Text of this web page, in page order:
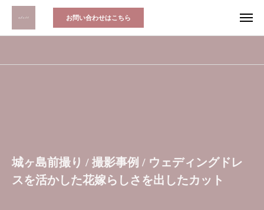
お問い合わせはこちら
城ヶ島前撮り / 撮影事例 / ウェディングドレ
スを活かした花嫁らしさを出したカット